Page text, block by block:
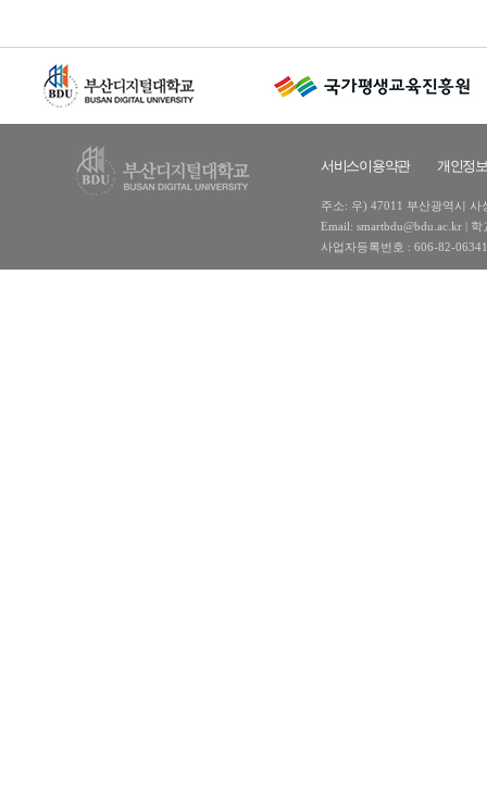
서비스이용약관 개인정
주소: 우) 47011 부산광역시 사
Email: smartbdu@bdu.ac.kr |
사업자등록번호 : 606-82-